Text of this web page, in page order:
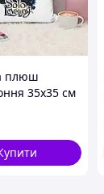
плюш
35х35 см
Leveling